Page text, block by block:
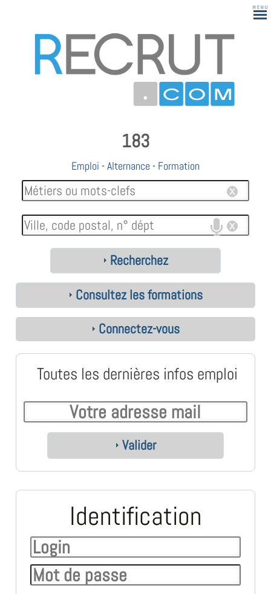
183
Emploi -Alternance - Formation
Recherchez
Consultez les formations
Connectez-vous
Toutes les dernières infos emploi
Valider
Identification